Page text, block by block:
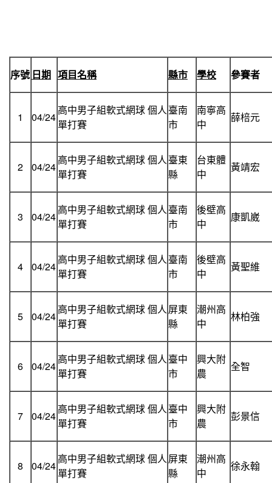
序號 日期 項目名稱 縣市 學校 參賽者
1 04/24
高中男子組軟式網球 個人
單打賽
臺南
市
南寧高
中
薛棓元
2 04/24
高中男子組軟式網球 個人
單打賽
臺東
縣
台東體
中
黃靖宏
3 04/24
高中男子組軟式網球 個人
單打賽
臺南
市
後壁高
中
康凱崴
4 04/24
高中男子組軟式網球 個人
單打賽
臺南
市
後壁高
中
黃聖維
5 04/24
高中男子組軟式網球 個人
單打賽
屏東
縣
潮州高
中
林柏強
6 04/24
高中男子組軟式網球 個人
單打賽
臺中
市
興大附
農
全智
7 04/24
高中男子組軟式網球 個人
單打賽
臺中
市
興大附
農
彭景信
8 04/24
高中男子組軟式網球 個人
單打賽
屏東
縣
潮州高
中
徐永翰